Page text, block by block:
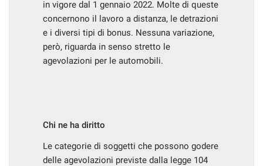
in vigore dal 1 gennaio 2022. Molte di queste
concernono il lavoro a distanza, le detrazioni
e i diversi tipi di bonus. Nessuna variazione,
però, riguarda in senso stretto le
agevolazioni per le automobili.
Chi ne ha diritto
Le categorie di soggetti che possono godere
delle agevolazioni previste dalla legge 104
qualsiasi
momento.